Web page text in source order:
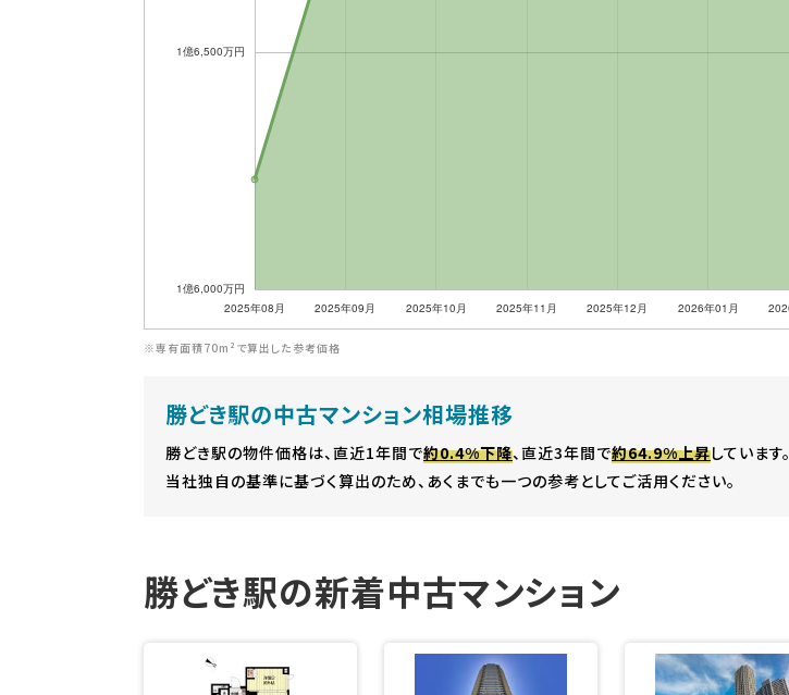
※専有面積70m²で算出した参考価格
勝どき駅の中古マンション相場推移
勝どき駅の物件価格は、直近1年間で約0.4%下降、直近3年間で約64.9%上昇しています。
当社独自の基準に基づく算出のため、あくまでも一つの参考としてご活用ください。
勝どき駅の新着中古マンション